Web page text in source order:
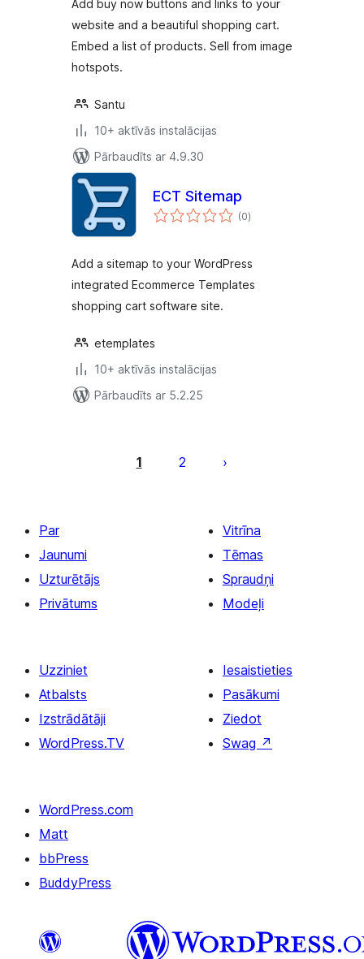
Add buy now buttons and links to your
website and a beautiful shopping cart.
Embed a list of products. Sell from image
hotspots.
Santu
10+ aktīvās instalācijas
Pārbaudīts ar 4.9.30
ECT Sitemap
(0vērtējumu
kopsumma
)
Add a sitemap to your WordPress
integrated Ecommerce Templates
shopping cart software site.
etemplates
10+ aktīvās instalācijas
Pārbaudīts ar 5.2.25
numerācija
1 2
Par
Jaunumi
Uzturētājs
Privātums
Vitrīna
Tēmas
Spraudņi
Modeļi
Uzziniet
Atbalsts
Izstrādātāji
WordPress.TV
Iesaistieties
Pasākumi
Ziedot
Swag ↗
WordPress.com
Matt
bbPress
BuddyPress